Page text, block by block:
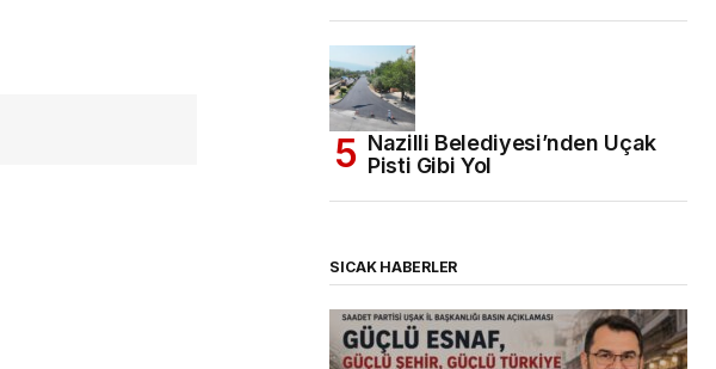
Nazilli Belediyesi’nden Uçak
Pisti Gibi Yol
SICAK HABERLER